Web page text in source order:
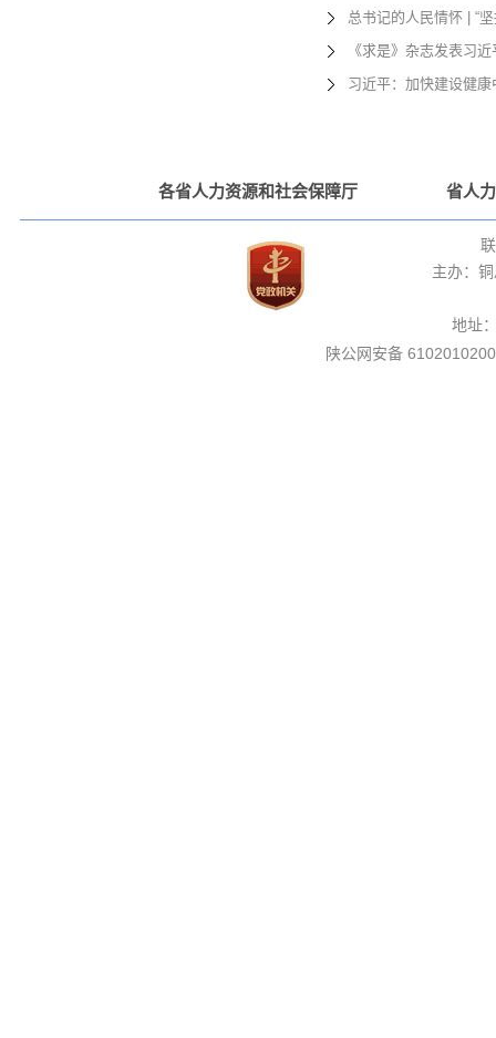
总书记的人民情怀 | “
《求是》杂志发表习
习近平：加快建设健康
各省人力资源和社会保障厅 省人
主办：
地址
陕公网安备